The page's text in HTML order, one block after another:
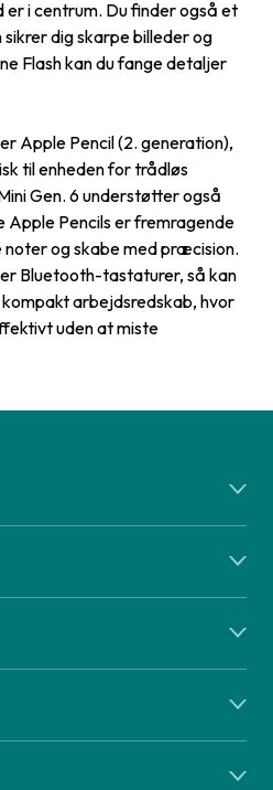
er i centrum. Du finder også et
sikrer dig skarpe billeder og
Flash kan du fange detaljer
Apple Pencil (2. generation),
til enheden for trådløs
Gen. 6 understøtter også
Apple Pencils er fremragende
og skabe med præcision.
Bluetooth-tastaturer, så kan
arbejdsredskab, hvor
uden at miste